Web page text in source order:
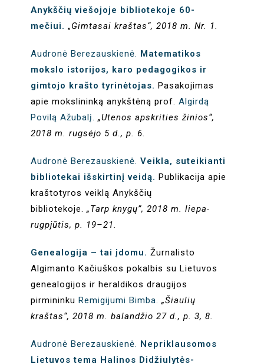
Anykščių viešojoje bibliotekoje 60-
mečiui. „Gimtasai kraštas“, 2018 m. Nr. 1.
Audronė Berezauskienė. Matematikos
mokslo istorijos, karo pedagogikos ir
gimtojo krašto tyrinėtojas. Pasakojimas
apie mokslininką anykštėną prof.Algirdą
Povilą Ažubalį. „Utenos apskrities žinios“,
2018 m. rugsėjo 5 d., p. 6.
Audronė Berezauskienė.Veikla, suteikianti
bibliotekai išskirtinį veidą. Publikacija apie
kraštotyros veiklą Anykščių
bibliotekoje.„Tarp knygų”, 2018 m. liepa-
rugpjūtis, p. 19–21.
Genealogija – tai įdomu. Žurnalisto
Algimanto Kačiuškos pokalbis su Lietuvos
genealogijos ir heraldikos draugijos
pirmininkuRemigijumi Bimba. „Šiaulių
kraštas“, 2018 m. balandžio 27 d., p. 3, 8.
Audronė Berezauskienė. Nepriklausomos
Lietuvos tema Halinos Didžiulytės-